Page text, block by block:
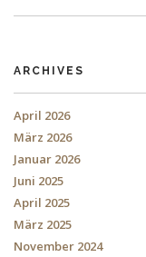
ARCHIVES
April 2026
März 2026
Januar 2026
Juni 2025
April 2025
März 2025
November 2024